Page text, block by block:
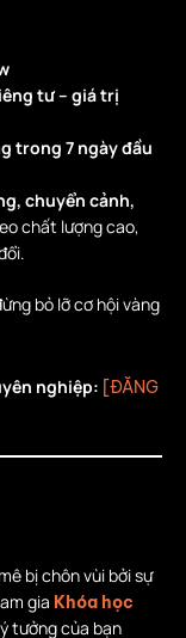
tư – giá trị
trong 7 ngày đầu
chuyển cảnh,
chất lượng cao,
bỏ lỡ cơ hội vàng
nghiệp: [ĐĂNG
bị chôn vùi bởi sự
gia Khóa học
tưởng của bạn